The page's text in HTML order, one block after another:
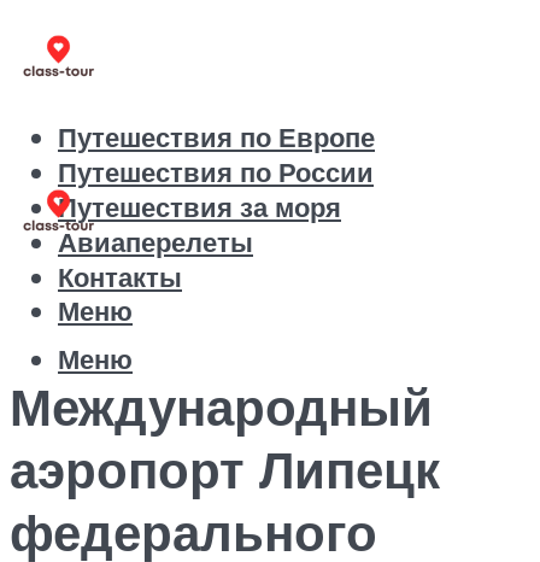
Путешествия по Европе
Путешествия по России
Путешествия за моря
Авиаперелеты
Контакты
Меню
Меню
Международный
аэропорт Липецк
федерального